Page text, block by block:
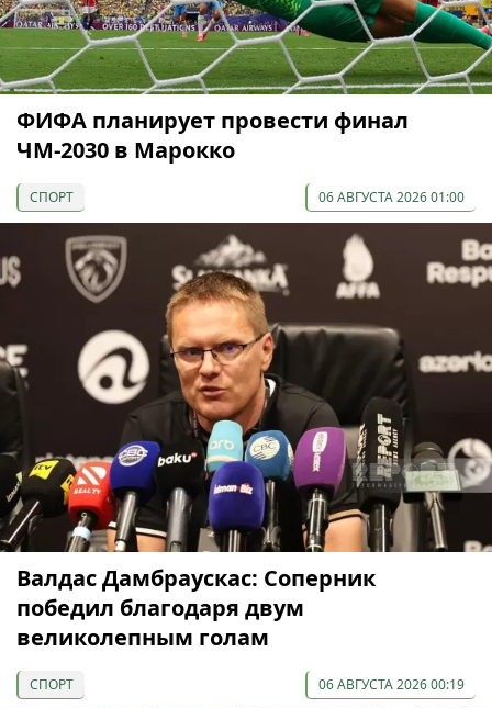
ФИФА планирует провести финал
ЧМ-2030 в Марокко
СПОРТ 06 АВГУСТА 2026 01:00
Валдас Дамбраускас: Соперник
победил благодаря двум
великолепным голам
СПОРТ 06 АВГУСТА 2026 00:19